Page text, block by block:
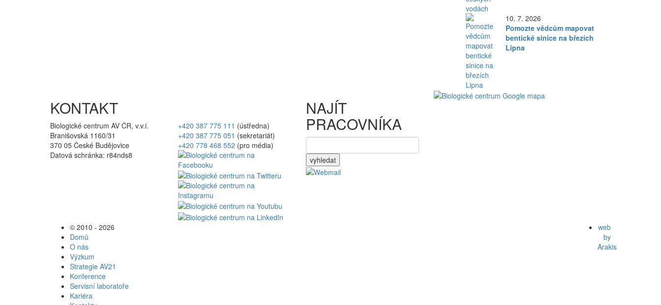
10. 7. 2026
Pomozte vědcům mapovat
bentické sinice na březích
Lipna
KONTAKT
Biologické centrum AV ČR, v.v.i.
Branišovská 1160/31
370 05 České Budějovice
Datová schránka: r84nds8
+420 387 775 111 (ústředna)
+420 387 775 051 (sekretariát)
+420 778 468 552 (pro média)
NAJÍT
PRACOVNÍKA
vyhledat
© 2010 - 2026
Domů
O nás
Výzkum
Strategie AV21
Konference
Servisní laboratoře
Kariéra
web
by
Arakis